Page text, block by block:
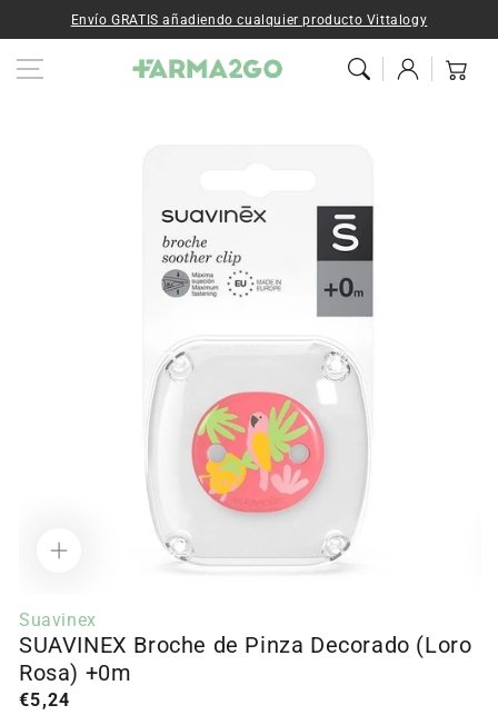
Ir al contenidoEnvío GRATIS añadiendo cualquier producto Vittalogy
Iniciar
sesión
Carrito
contenido
multimedia
1
en
modal
Suavinex
SUAVINEX Broche de Pinza Decorado (Loro
Rosa) +0m
Precio
€5,24